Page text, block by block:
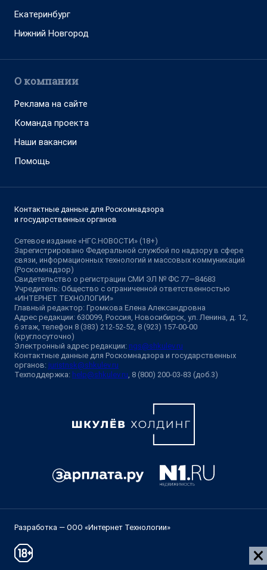
Екатеринбург
Нижний Новгород
О компании
Реклама на сайте
Команда проекта
Наши вакансии
Помощь
Контактные данные для Роскомнадзора
и государственных органов
Сетевое издание «НГС.НОВОСТИ» (18+)
Зарегистрировано Федеральной службой по надзору в сфере
связи, информационных технологий и массовых коммуникаций
(Роскомнадзор)
Свидетельство о регистрации СМИ ЭЛ № ФС 77—84683
Учредитель: Общество с ограниченной ответственностью
«ИНТЕРНЕТ ТЕХНОЛОГИИ»
Главный редактор: Громкова Елена Александровна
Адрес редакции: 630099, Россия, Новосибирск, ул. Ленина, д. 12,
6 этаж, телефон 8 (383) 212-52-52, 8 (923) 157-00-00
(круглосуточно)
Электронный адрес редакции: ngs@shkulev.ru
Контактные данные для Роскомнадзора и государственных
органов: juristnsk@shkulev.ru
Техподдержка: help@shkulev.ru, 8 (800) 200-03-83 (доб.3)
Разработка — ООО «Интернет Технологии»